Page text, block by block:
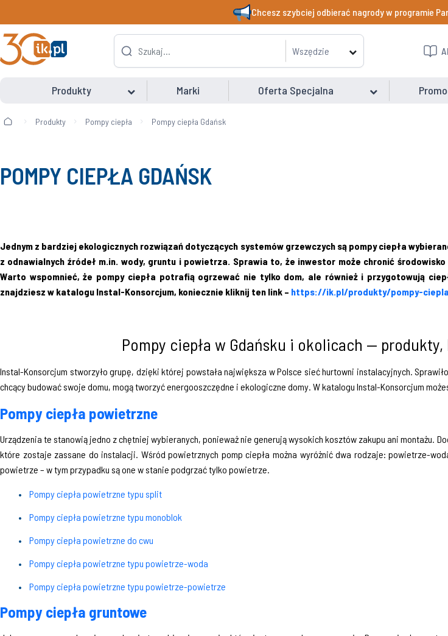
Chcesz szybciej odbierać nagrody w programie
Wszędzie
Produkty Marki Oferta Specjalna
Produkty Pompy ciepła Pompy ciepła Gdańsk
POMPY CIEPŁA GDAŃSK
Jednym z bardziej ekologicznych rozwiązań dotyczących systemów grzewczych są pompy ciepła
z odnawialnych źródeł m.in. wody, gruntu i powietrza. Sprawia to, że inwestor może chronić
Warto wspomnieć, że pompy ciepła potrafią ogrzewać nie tylko dom, ale również i przygotowują
znajdziesz w katalogu Instal-Konsorcjum, koniecznie kliknij ten link – https://ik.pl/produkty/pompy-
Pompy ciepła w Gdańsku i okolicach —
Instal-Konsorcjum stworzyło grupę, dzięki której powstała największa w Polsce sieć hurtowni instalacyjnych.
chcący budować swoje domu, mogą tworzyć energooszczędne i ekologiczne domy. W katalogu Instal-Konsorcjum
Pompy ciepła powietrzne
Urządzenia te stanowią jedno z chętniej wybieranych, ponieważ nie generują wysokich kosztów zakupu ani montażu.
które zostaje zassane do instalacji. Wśród powietrznych pomp ciepła można wyróżnić dwa rodzaje: powietrze-
powietrze – w tym przypadku są one w stanie podgrzać tylko powietrze.
Pompy ciepła powietrzne typu split
Pompy ciepła powietrzne typu monoblok
Pompy ciepła powietrzne do cwu
Pompy ciepła powietrzne typu powietrze-woda
Pompy ciepła powietrzne typu powietrze-powietrze
Pompy ciepła gruntowe